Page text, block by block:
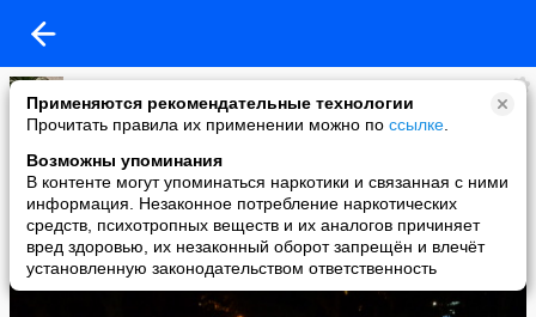
Применяются рекомендательные технологии
Прочитать правила их применении можно по ссылке
Возможны упоминания
В контенте могут упоминаться наркотики и связанная с ними
информация. Незаконное потребление наркотических
средств, психотропных веществ и их аналогов причиняет
вред здоровью, их незаконный оборот запрещён и влечёт
установленную законодательством ответственность
Елена Гудова
added a photo
10 Oct в 16:24